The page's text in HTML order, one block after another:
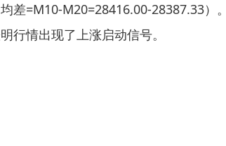
差=M10-M20=28416.00-28387.33）。
行情出现了上涨启动信号。